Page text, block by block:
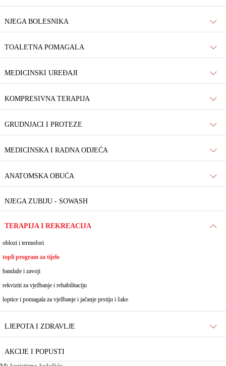
NJEGA BOLESNIKA
TOALETNA POMAGALA
MEDICINSKI UREĐAJI
KOMPRESIVNA TERAPIJA
GRUDNJACI I PROTEZE
MEDICINSKA I RADNA ODJEĆA
ANATOMSKA OBUĆA
NJEGA ZUBIJU - SOWASH
TERAPIJA I REKREACIJA
oblozi i termofori
topli program za tijelo
bandaže i zavoji
rekviziti za vježbanje i rehabilitaciju
loptice i pomagala za vježbanje i jačanje prstiju i šake
LJEPOTA I ZDRAVLJE
AKCIJE I POPUSTI